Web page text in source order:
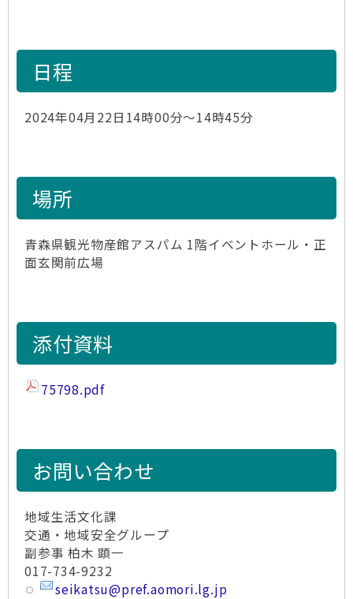
日程
2024年04月22日14時00分～14時45分
場所
青森県観光物産館アスパム 1階イベントホール・正
面玄関前広場
添付資料
75798.pdf
お問い合わせ
地域生活文化課
交通・地域安全グループ
副参事 柏木 顕一
017-734-9232
seikatsu@pref.aomori.lg.jp